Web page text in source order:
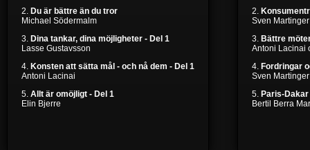
2. Du är bättre än du tror
Michael Södermalm
3. Dina tankar, dina möjligheter - Del 1
Lasse Gustavsson
4. Konsten att sätta mål - och nå dem - Del 1
Antoni Lacinai
5. Allt är omöjligt - Del 1
Elin Bjerre
2.
Sven Martinger
3. Bättre
Antoni Lacinai
4. Fordringar
Sven Martinger
5. Paris-Dakar
Bertil Berra